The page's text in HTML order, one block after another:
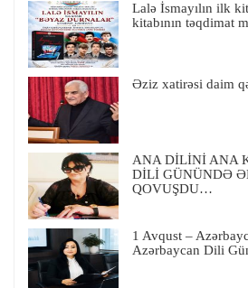
Lalə İsmayılın ilk
kitabının təqdimat
Əziz xatirəsi daim
ANA DİLİNİ ANA
DİLİ GÜNÜNDƏ
QOVUŞDU…
1 Avqust –
Azərbaycan Dili